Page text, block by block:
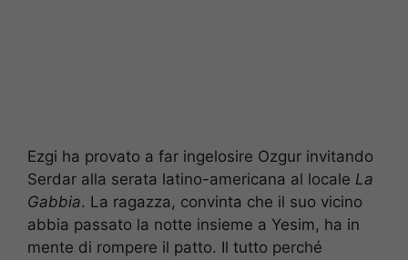
Ezgi ha provato a far ingelosire Ozgur invitando
Serdar alla serata latino-americana al locale La
Gabbia. La ragazza, convinta che il suo vicino
abbia passato la notte insieme a Yesim, ha in
mente di rompere il patto. Il tutto perché